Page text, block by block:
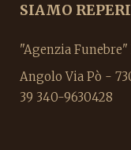
SIAMO
"Agenzia Funebre"
Angolo Via Pò -
39 340-9630428